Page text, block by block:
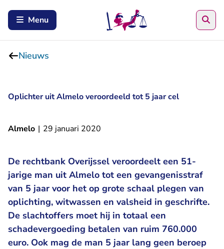
Menu
Nieuws
Oplichter uit Almelo veroordeeld tot 5 jaar cel
Almelo | 29 januari 2020
De rechtbank Overijssel veroordeelt een 51-
jarige man uit Almelo tot een gevangenisstraf
van 5 jaar voor het op grote schaal plegen van
oplichting, witwassen en valsheid in geschrifte.
De slachtoffers moet hij in totaal een
schadevergoeding betalen van ruim 760.000
euro. Ook mag de man 5 jaar lang geen beroep